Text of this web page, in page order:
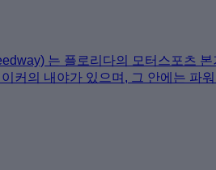
는 플로리다의 모터스포츠
커의 내야가 있으며, 그 안에는